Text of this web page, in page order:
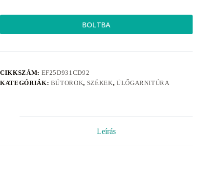
BOLTBA
CIKKSZÁM: EF25D931CD92
KATEGÓRIÁK: BÚTOROK, SZÉKEK, ÜLŐGARNITÚRA
Leírás